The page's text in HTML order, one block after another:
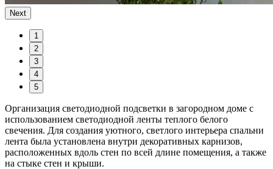
Next
1
2
3
4
5
Организация светодиодной подсветки в загородном доме с
использованием светодиодной ленты теплого белого
свечения. Для создания уютного, светлого интерьера спальни
лента была установлена внутри декоративных карнизов,
расположенных вдоль стен по всей длине помещения, а также
на стыке стен и крыши.